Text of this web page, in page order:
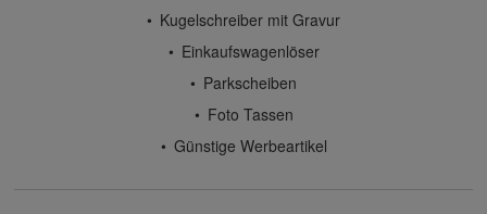
Kugelschreiber mit Gravur
Einkaufswagenlöser
Parkscheiben
Foto Tassen
Günstige Werbeartikel